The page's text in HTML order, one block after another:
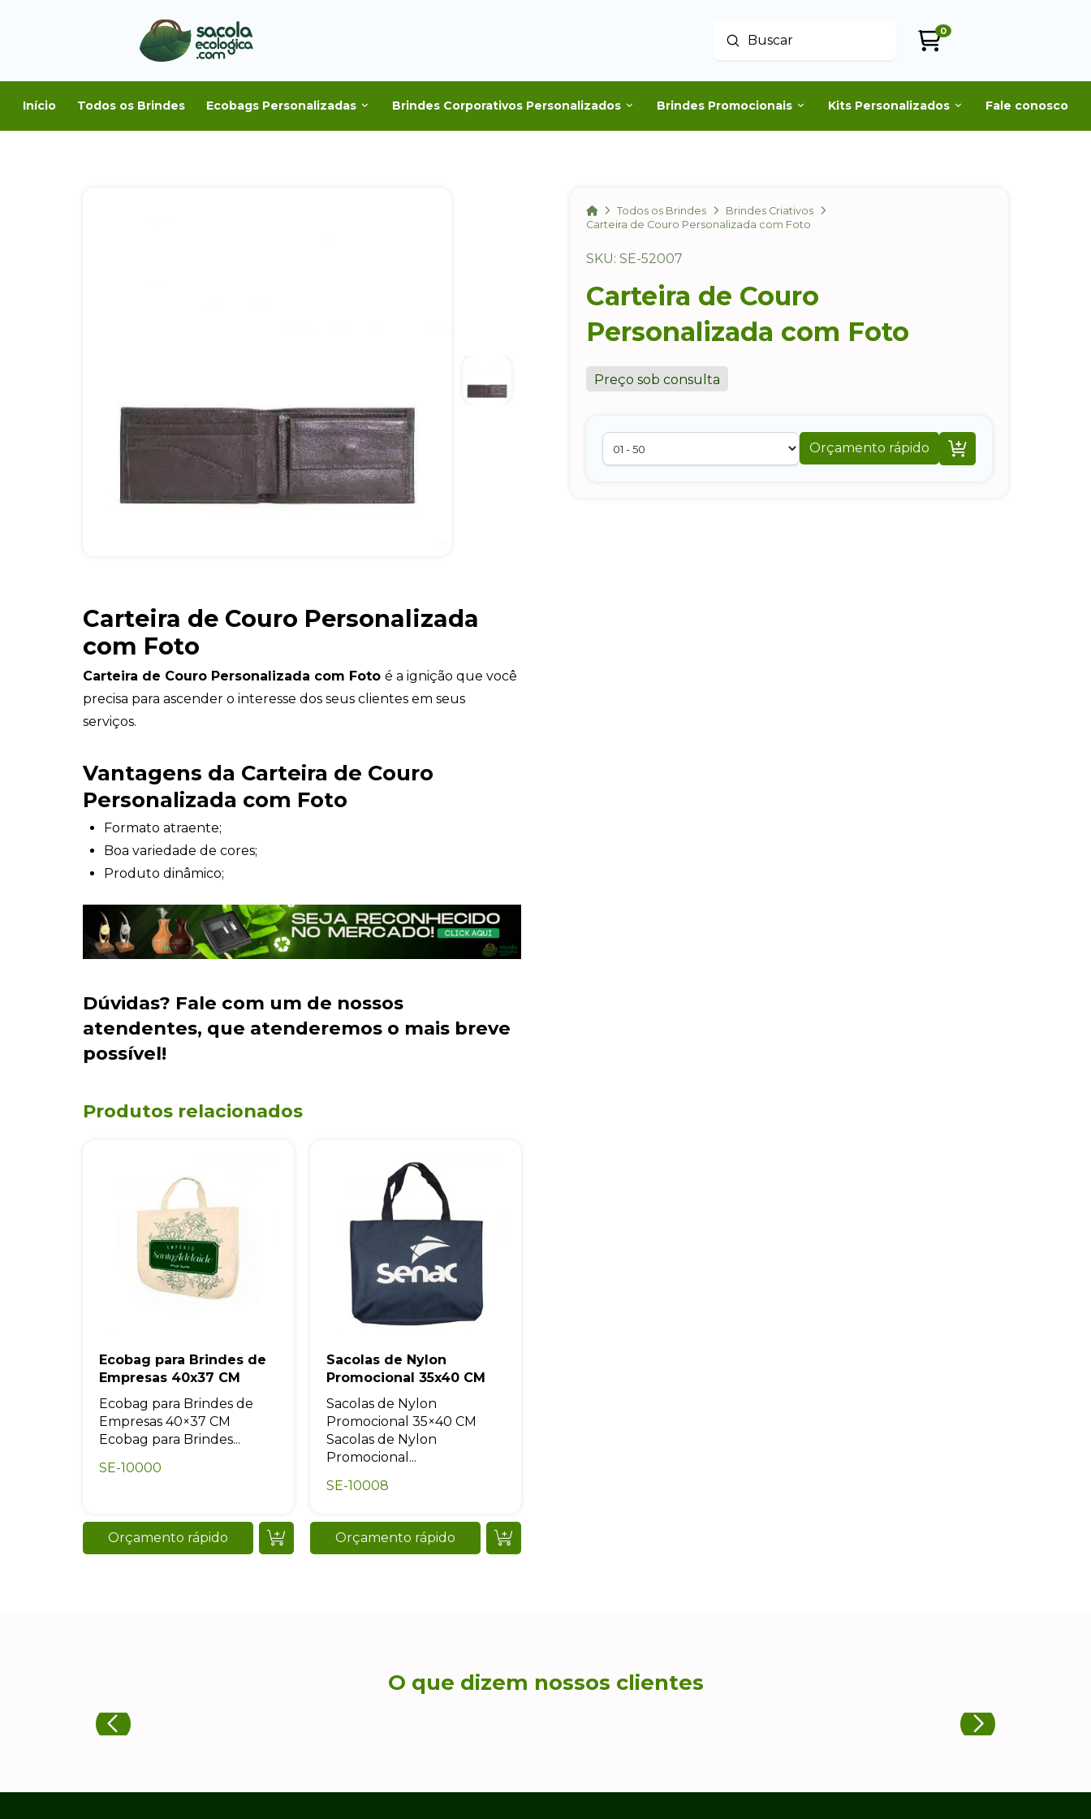
Buscar
Enviar
0
Início Todos os Brindes Ecobags Personalizadas Brindes Corporativos Personalizados Brindes Promocionais Kits Personalizados Fale conosco
HomeTodos os Brindes
Brindes Criativos
Carteira de Couro Personalizada com Foto
SKU: SE-52007
Carteira de Couro
Personalizada com Foto
Preço sob consulta
Orçamento rápido 
Carteira de Couro Personalizada
com Foto
Carteira de Couro Personalizada com Foto é a ignição que você
precisa para ascender o interesse dos seus clientes em seus
serviços.
Vantagens da Carteira de Couro
Personalizada com Foto
Formato atraente;
Boa variedade de cores;
Produto dinâmico;
Dúvidas? Fale com um de nossos
atendentes, que atenderemos o mais breve
possível!
Produtos relacionados
Ecobag para Brindes de
Empresas 40x37 CM
Ecobag para Brindes de
Empresas 40×37 CM
Ecobag para Brindes...
SE-10000
Orçamento rápido
Sacolas de Nylon
Promocional 35x40 CM
Sacolas de Nylon
Promocional 35×40 CM
Sacolas de Nylon
Promocional...
SE-10008
Orçamento rápido
O que dizem nossos clientes
Eu concordo em receber comunicações.
A nossa empresa está comprometida a proteger e respeitar sua
privacidade, utilizaremos seus dados apenas para fins de
marketing. Você pode alterar suas preferências a qualquer